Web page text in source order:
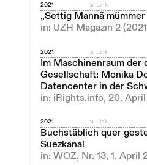
2021
„Settig Mannä mümmer
in: UZH Magazin 2
Link
2021
Im Maschinenraum der
Gesellschaft: Monika
Datencenter in der
in: iRights.info, 20. April
Link
2021
Buchstäblich quer
Suezkanal
in: WOZ, Nr. 13, 1. April
Link